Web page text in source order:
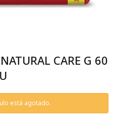
CARE G 60
U
está agotado.